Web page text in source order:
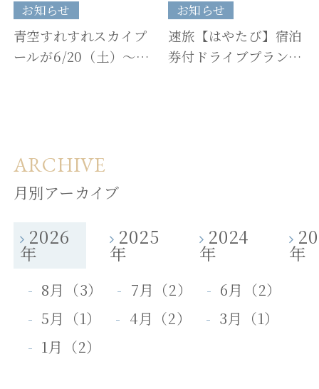
お知らせ
青空すれすれスカイプ
ールが6/20（土）～オ
お知らせ
速旅【はやたび】宿泊
券付ドライブプランを
ARCHIVE
月別アーカイブ
2026
年
2025
年
2024
年 年
8月（3） 7月（2）
6月（2）
5月（1）
4月（2）
3月（1）
1月（2）
一緒に働こう！
Press Room
団体・ご宴会プラン
日帰りプラン